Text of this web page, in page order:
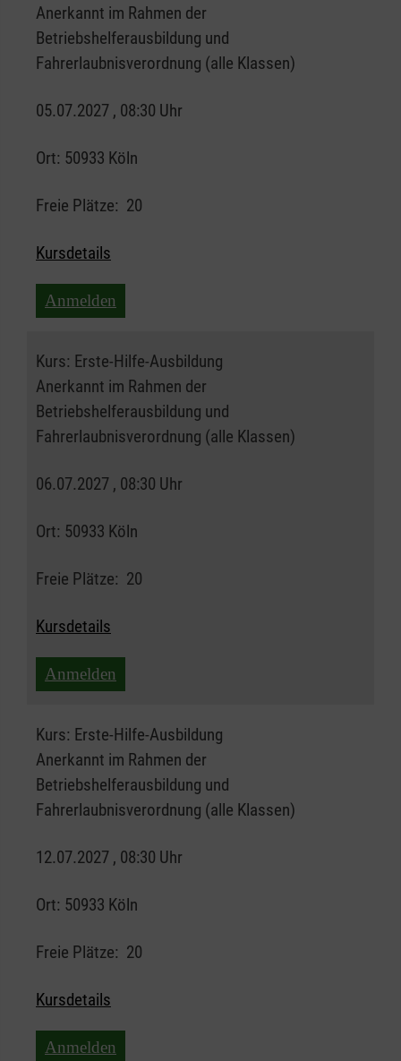
Anerkannt im Rahmen der
Betriebshelferausbildung und
Fahrerlaubnisverordnung (alle Klassen)
05.07.2027 , 08:30 Uhr
Ort: 50933 Köln
Freie Plätze: 20
Kursdetails
Anmelden
Kurs: Erste-Hilfe-Ausbildung
Anerkannt im Rahmen der
Betriebshelferausbildung und
Fahrerlaubnisverordnung (alle Klassen)
06.07.2027 , 08:30 Uhr
Ort: 50933 Köln
Freie Plätze: 20
Kursdetails
Anmelden
Kurs: Erste-Hilfe-Ausbildung
Anerkannt im Rahmen der
Betriebshelferausbildung und
Fahrerlaubnisverordnung (alle Klassen)
12.07.2027 , 08:30 Uhr
Ort: 50933 Köln
Freie Plätze: 20
Kursdetails
Anmelden